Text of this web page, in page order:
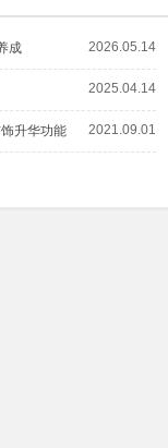
成 2026.05.14
2025.04.14
升华功能 2021.09.01